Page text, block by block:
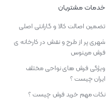
خدمات مشتریان
تضمین اصالت کالا و گارانتی اصلی
شهری پر از طرح و نقش در کارخانه ی
فرش مرینوس
ویژگی‌ فرش‌ های نواحی مختلف
ایران چیست ؟
نکات مهم خرید فرش چیست ؟